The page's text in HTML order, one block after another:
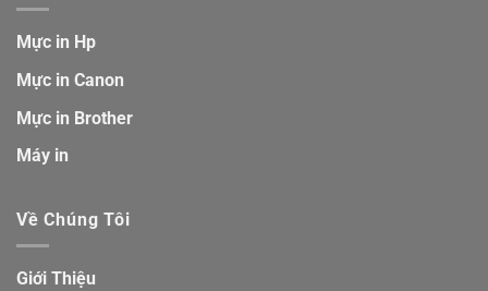
Mực in Hp
Mực in Canon
Mực in Brother
Máy in
Về Chúng Tôi
Giới Thiệu